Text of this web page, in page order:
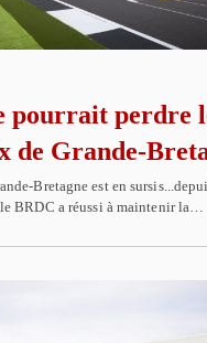
pourrait perdre
de Grande-
Bretagne est en
BRDC a réussi à maintenir la…